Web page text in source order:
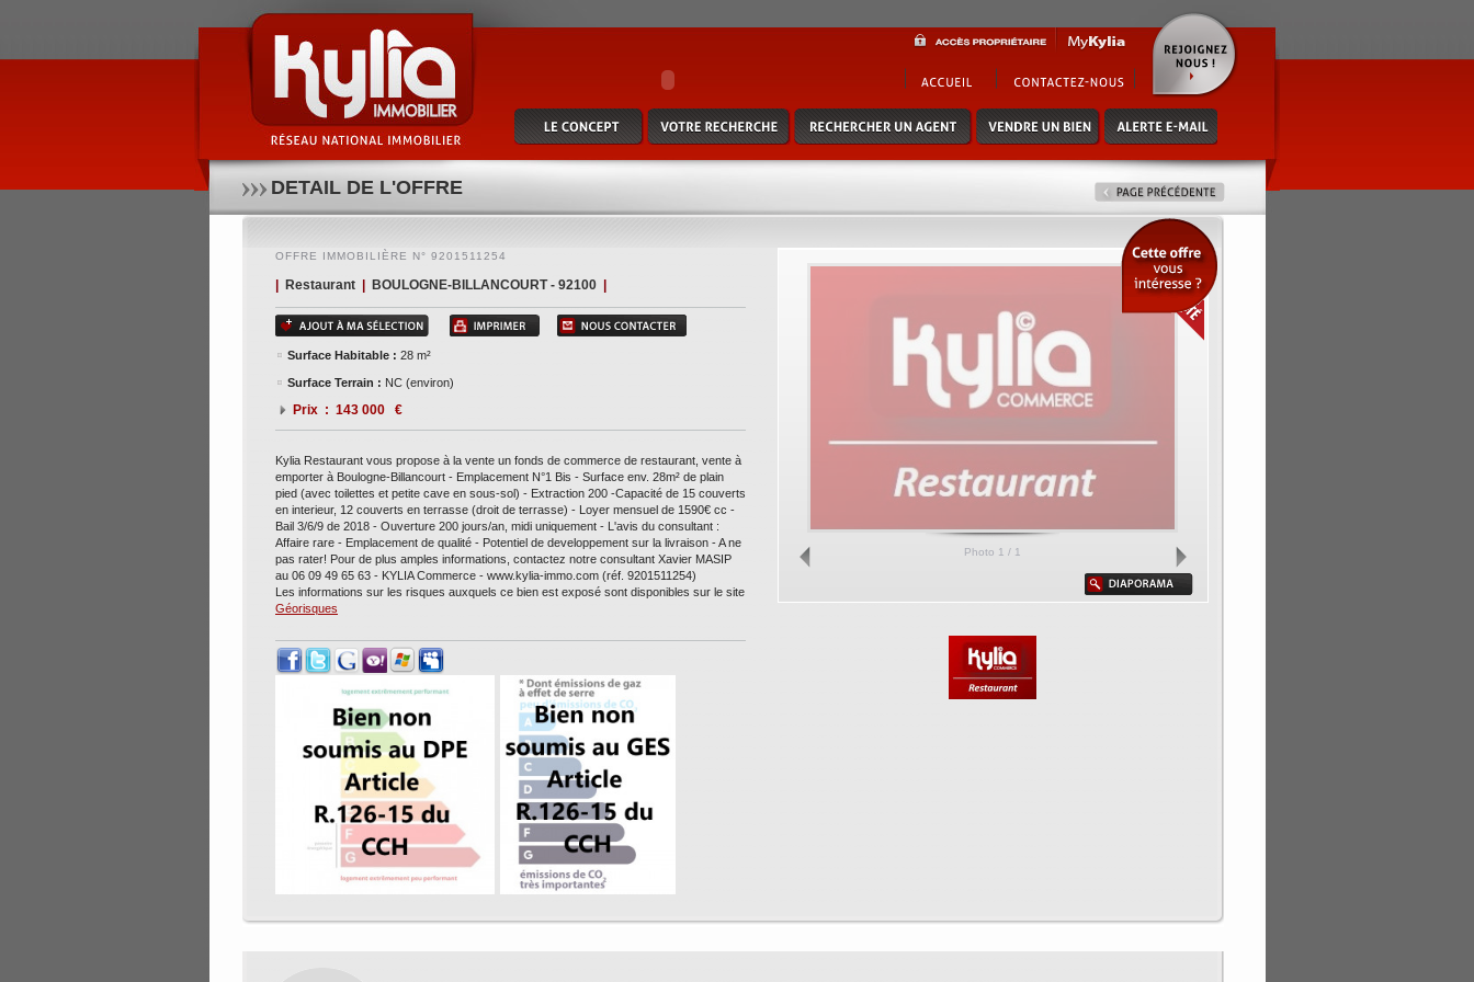
Kylia restaurant vous propose à la vente un fonds de commerce de restaurant, vente à emporter à boulogne-billancourt - emplacement n°1 bis - surface env. 28m² de plain
pied (avec toilettes et petite cave en sous-sol) - extraction 200 -capacité de 15 couverts en interieur, 12 couverts en terrasse (droit de terrasse) - loyer mensuel de 1590€ cc -
bail 3/6/9 de 2018 - ouverture 200 jours/an, midi uniquement - l'avis du consultant : affaire rare - emplacement de qualité - potentiel de developpement sur la livraison - a ne
pas rater! pour de plus amples informations, contactez notre consultant xavier masip au 06 09 49 65 63 - kylia commerce - www.kylia-immo.com (réf. 9201511254)
DETAIL DE L'OFFRE
OFFRE IMMOBILIÈRE N° 9201511254
Restaurant BOULOGNE-BILLANCOURT - 92100
Surface Habitable : 28 m²
Surface Terrain : NC (environ)
Prix : 143 000 €
Kylia Restaurant vous propose à la vente un fonds de commerce de restaurant, vente à
emporter à Boulogne-Billancourt - Emplacement N°1 Bis - Surface env. 28m² de plain
pied (avec toilettes et petite cave en sous-sol) - Extraction 200 -Capacité de 15 couverts
en interieur, 12 couverts en terrasse (droit de terrasse) - Loyer mensuel de 1590€ cc -
Bail 3/6/9 de 2018 - Ouverture 200 jours/an, midi uniquement - L'avis du consultant :
Affaire rare - Emplacement de qualité - Potentiel de developpement sur la livraison - A ne
pas rater! Pour de plus amples informations, contactez notre consultant Xavier MASIP
au 06 09 49 65 63 - KYLIA Commerce - www.kylia-immo.com (réf. 9201511254)
Les informations sur les risques auxquels ce bien est exposé sont disponibles sur le site
Géorisques
Photo 1 / 1